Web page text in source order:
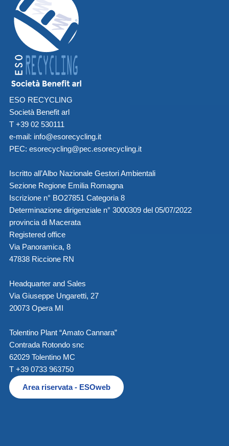
ESO RECYCLING
Società Benefit arl
T +39 02 530111
e-mail: info@esorecycling.it
PEC: esorecycling@pec.esorecycling.it
Iscritto all’Albo Nazionale Gestori Ambientali
Sezione Regione Emilia Romagna
Iscrizione n° BO27851 Categoria 8
Determinazione dirigenziale n° 3000309 del 05/07/2022
provincia di Macerata
Registered office
Via Panoramica, 8
47838 Riccione RN
Headquarter and Sales
Via Giuseppe Ungaretti, 27
20073 Opera MI
Tolentino Plant “Amato Cannara”
Contrada Rotondo snc
62029 Tolentino MC
T +39 0733 963750
Area riservata - ESOweb